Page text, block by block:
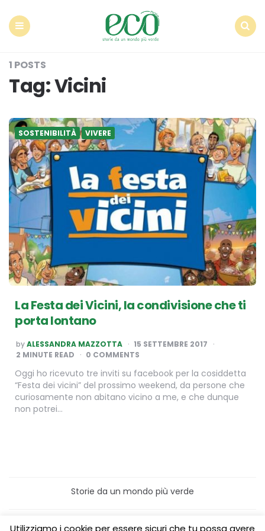
1 POSTS
Tag:Vicini
SOSTENIBILITÀ VIVERE
La Festa dei Vicini, la condivisione che ti
porta lontano
POSTED
BY
byALESSANDRA MAZZOTTA
15 SETTEMBRE 2017
2 MINUTE READ 0 COMMENTS
Oggi ho ricevuto tre inviti su facebook per la cosiddetta
“Festa dei vicini” del prossimo weekend, da persone che
curiosamente non abitano vicino a me, e che dunque
non potrei…
Storie da un mondo più verde
Home
Turismo sostenibile
Utilizziamo i cookie per essere sicuri che tu possa avere